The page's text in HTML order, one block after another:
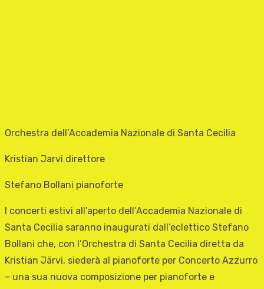
Orchestra dell’Accademia Nazionale di Santa Cecilia
Kristian Jarvi direttore
Stefano Bollani pianoforte
I concerti estivi all’aperto dell’Accademia Nazionale di
Santa Cecilia saranno inaugurati dall’eclettico Stefano
Bollani che, con l’Orchestra di Santa Cecilia diretta da
Kristian Järvi, siederà al pianoforte per Concerto Azzurro
– una sua nuova composizione per pianoforte e